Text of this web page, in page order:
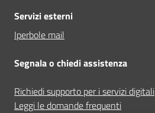
Servizi esterni
Iperbole mail
Segnala o chiedi assistenza
Richiedi supporto per i servizi digitali
Leggi le domande frequenti